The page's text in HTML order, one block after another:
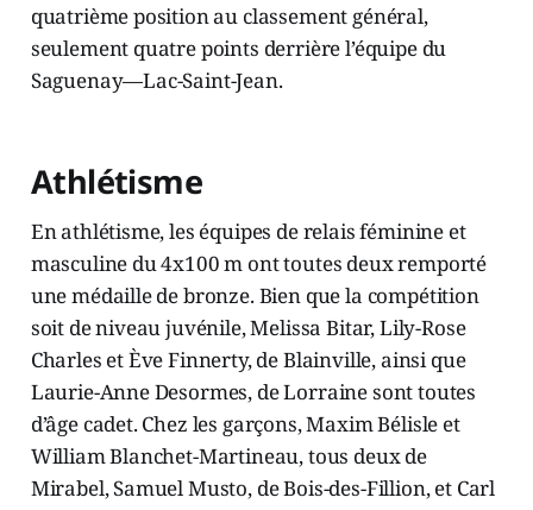
quatrième position au classement général,
seulement quatre points derrière l’équipe du
Saguenay—Lac-Saint-Jean.
Athlétisme
En athlétisme, les équipes de relais féminine et
masculine du 4x100 m ont toutes deux remporté
une médaille de bronze. Bien que la compétition
soit de niveau juvénile, Melissa Bitar, Lily-Rose
Charles et Ève Finnerty, de Blainville, ainsi que
Laurie-Anne Desormes, de Lorraine sont toutes
d’âge cadet. Chez les garçons, Maxim Bélisle et
William Blanchet-Martineau, tous deux de
Mirabel, Samuel Musto, de Bois-des-Fillion, et Carl